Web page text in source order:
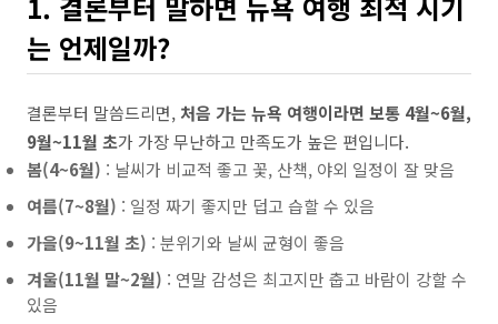
는 언제일까?
결론부터 말씀드리면, 처음 가는 뉴욕 여행이라면 보통 4월~6월,
9월~11월 초가 가장 무난하고 만족도가 높은 편입니다.
봄(4~6월) : 날씨가 비교적 좋고 꽃, 산책, 야외 일정이 잘 맞음
여름(7~8월) : 일정 짜기 좋지만 덥고 습할 수 있음
가을(9~11월 초) : 분위기와 날씨 균형이 좋음
겨울(11월 말~2월) : 연말 감성은 최고지만 춥고 바람이 강할 수
있음